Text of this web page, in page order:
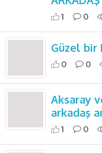
1 0
Güzel bir
0 0
Aksaray
arkadaş
1 0